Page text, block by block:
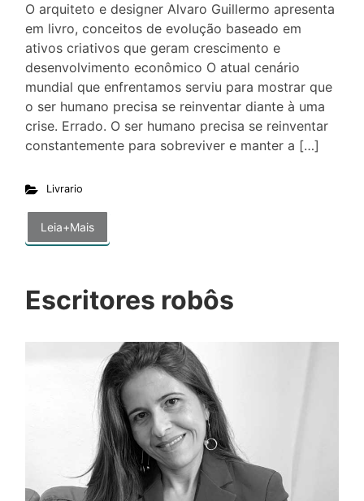
O arquiteto e designer Alvaro Guillermo apresenta
em livro, conceitos de evolução baseado em
ativos criativos que geram crescimento e
desenvolvimento econômico O atual cenário
mundial que enfrentamos serviu para mostrar que
o ser humano precisa se reinventar diante à uma
crise. Errado. O ser humano precisa se reinventar
constantemente para sobreviver e manter a […]
Livrario
Leia+Mais
Escritores robôs